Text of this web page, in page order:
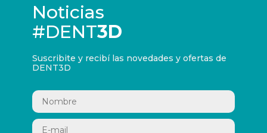
Noticias
#DENT3D
Suscribite y recibí las novedades y ofertas de
DENT3D